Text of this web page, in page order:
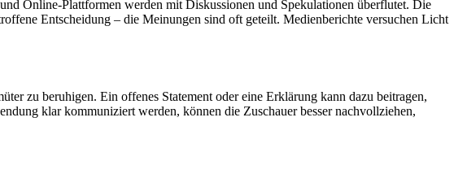
Online-Plattformen werden mit Diskussionen und Spekulationen überflutet. Die
Entscheidung – die Meinungen sind oft geteilt. Medienberichte versuchen Licht
zu beruhigen. Ein offenes Statement oder eine Erklärung kann dazu beitragen,
klar kommuniziert werden, können die Zuschauer besser nachvollziehen,